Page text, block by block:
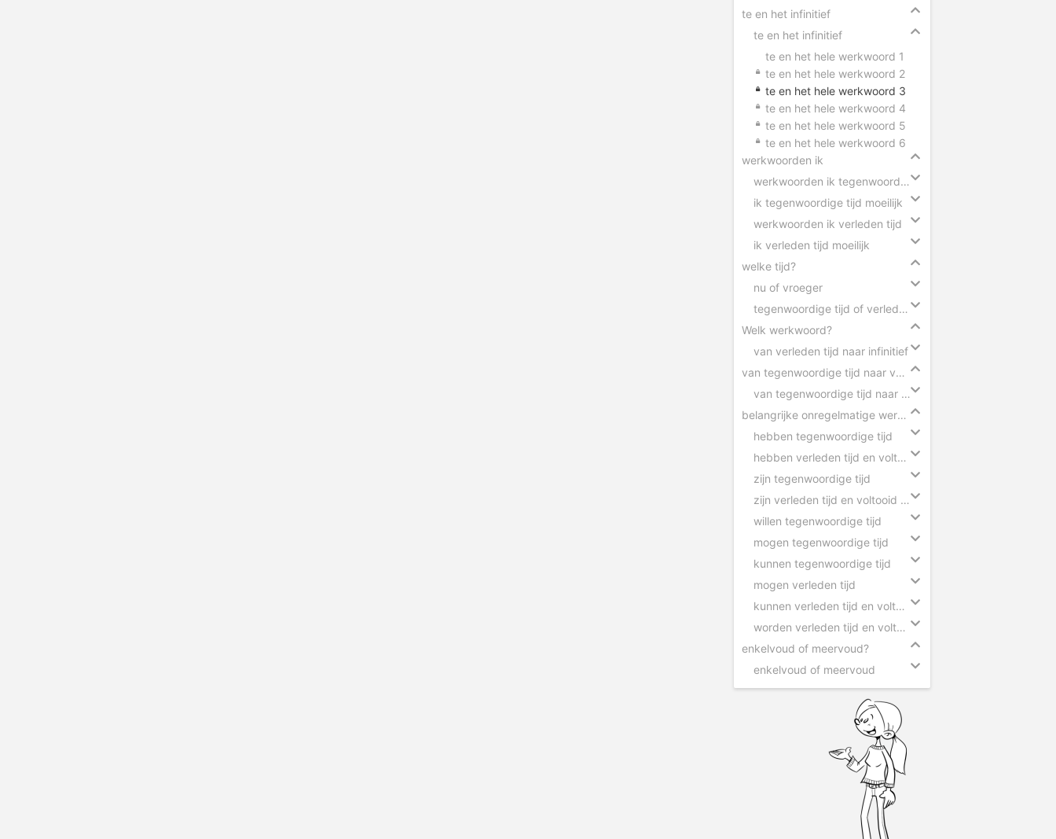
te en het infinitief
te en het infinitief
te en het hele werkwoord 1
te en het hele werkwoord 2
te en het hele werkwoord 3
te en het hele werkwoord 4
te en het hele werkwoord 5
te en het hele werkwoord 6
werkwoorden ik
werkwoorden ik tegenwoordige tijd
ik tegenwoordige tijd moeilijk
werkwoorden ik verleden tijd
ik verleden tijd moeilijk
welke tijd?
nu of vroeger
tegenwoordige tijd of verleden tijd
Welk werkwoord?
van verleden tijd naar infinitief
van tegenwoordige tijd naar verleden tijd
van tegenwoordige tijd naar verleden tijd
belangrijke onregelmatige werkwoorden
hebben tegenwoordige tijd
hebben verleden tijd en voltooid deelwoord
zijn tegenwoordige tijd
zijn verleden tijd en voltooid deelwoord
willen tegenwoordige tijd
mogen tegenwoordige tijd
kunnen tegenwoordige tijd
mogen verleden tijd
kunnen verleden tijd en voltooid deelwoord
worden verleden tijd en voltooid deelwoord
enkelvoud of meervoud?
enkelvoud of meervoud